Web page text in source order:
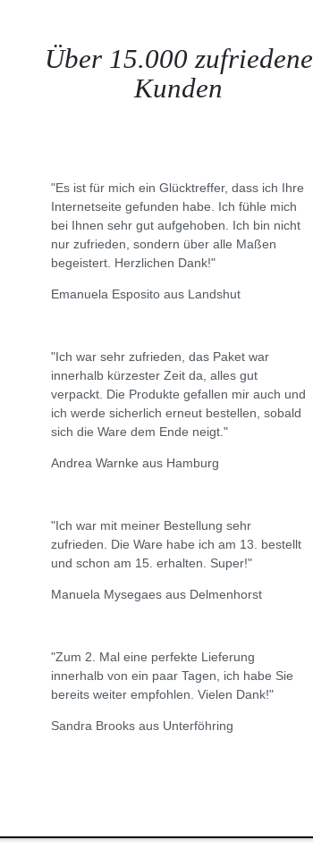
Über 15.000 zufriedene
Kunden
"Es ist für mich ein Glücktreffer, dass ich Ihre
Internetseite gefunden habe. Ich fühle mich
bei Ihnen sehr gut aufgehoben. Ich bin nicht
nur zufrieden, sondern über alle Maßen
begeistert. Herzlichen Dank!"
Emanuela Esposito aus Landshut
"Ich war sehr zufrieden, das Paket war
innerhalb kürzester Zeit da, alles gut
verpackt. Die Produkte gefallen mir auch und
ich werde sicherlich erneut bestellen, sobald
sich die Ware dem Ende neigt."
Andrea Warnke aus Hamburg
"Ich war mit meiner Bestellung sehr
zufrieden. Die Ware habe ich am 13. bestellt
und schon am 15. erhalten. Super!"
Manuela Mysegaes aus Delmenhorst
"Zum 2. Mal eine perfekte Lieferung
innerhalb von ein paar Tagen, ich habe Sie
bereits weiter empfohlen. Vielen Dank!"
Sandra Brooks aus Unterföhring